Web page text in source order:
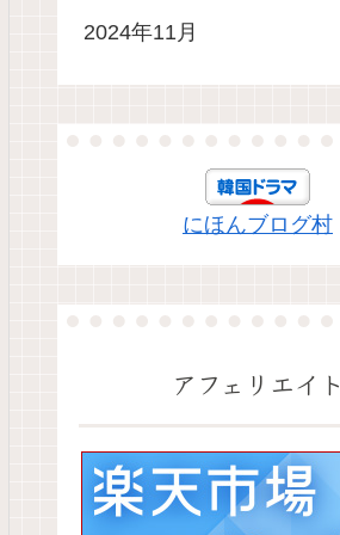
2024年11月
にほんブログ村
アフェリエイト